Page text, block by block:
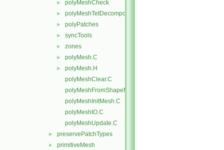
► polyMeshCheck
► polyMeshTetDecomposition
► polyPatches
► syncTools
► zones
► polyMesh.C
►
polyMesh.H
polyMeshClear.C
polyMeshFromShapeMesh.C
polyMeshInitMesh.C
polyMeshIO.C
polyMeshUpdate.C
► preservePatchTypes
► primitiveMesh